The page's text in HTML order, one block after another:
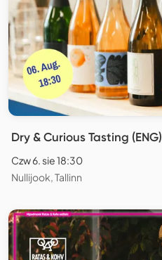
Dry & Curious Tasting (ENG)
Czw 6. sie 18:30
Nullijook, Tallinn